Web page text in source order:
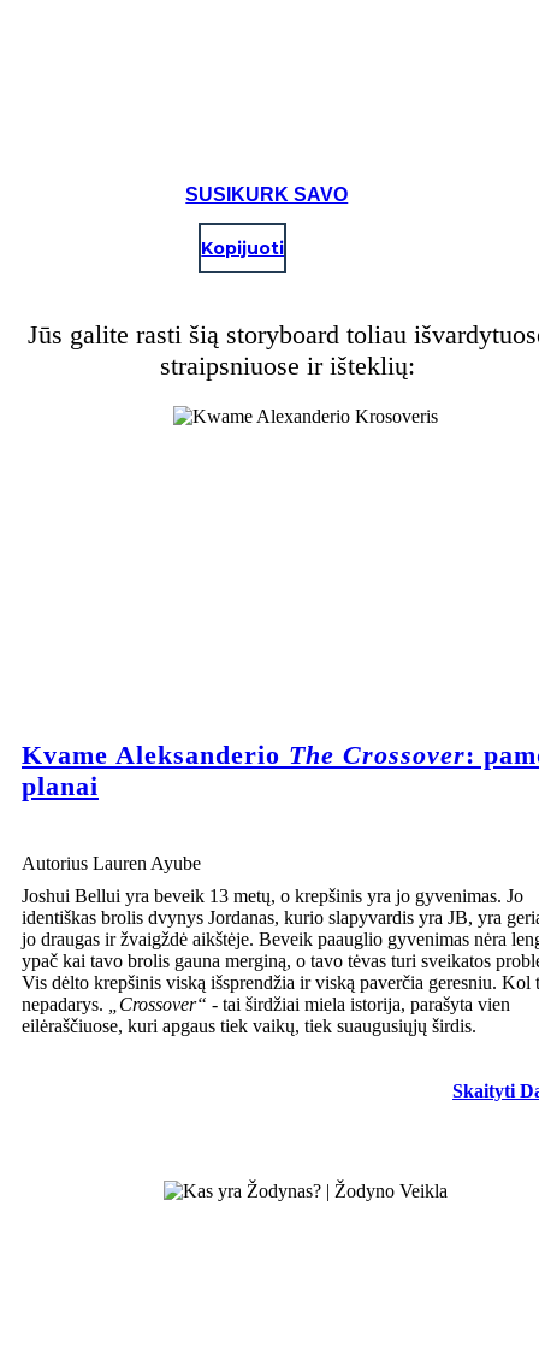
SUSIKURK SAVO
Kopijuoti
Jūs galite rasti šią storyboard toliau
straipsniuose ir išteklių:
Kvame Aleksanderio The Crossover:
planai
Autorius Lauren Ayube
Joshui Bellui yra beveik 13 metų, o krepšinis yra jo gyvenimas. Jo
identiškas brolis dvynys Jordanas, kurio slapyvardis yra JB, yra
jo draugas ir žvaigždė aikštėje. Beveik paauglio gyvenimas nėra
ypač kai tavo brolis gauna merginą, o tavo tėvas turi sveikatos
Vis dėlto krepšinis viską išsprendžia ir viską paverčia geresniu. Kol
nepadarys.
„Crossover“ - tai širdžiai miela istorija, parašyta vien
eilėraščiuose, kuri apgaus tiek vaikų, tiek suaugusiųjų širdis.
Skaityti